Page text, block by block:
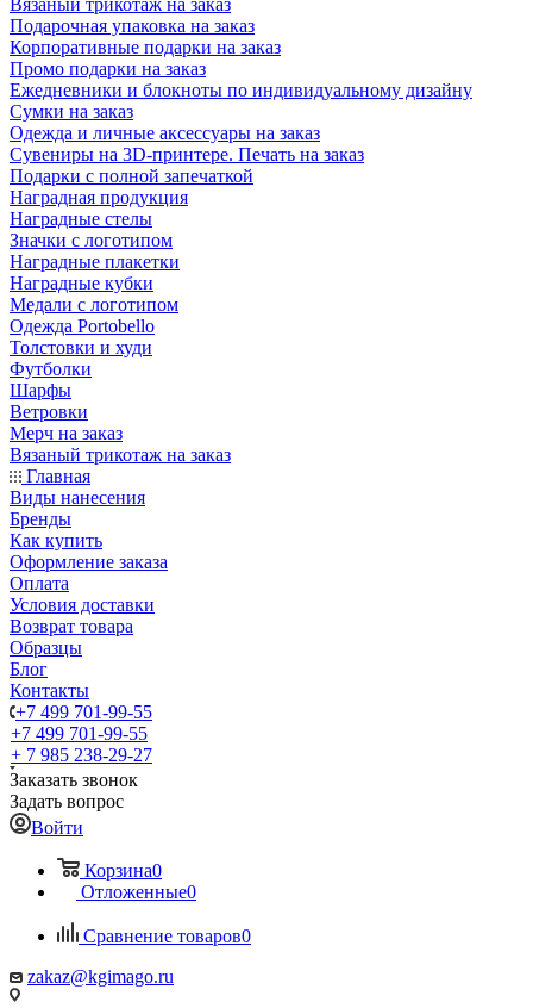
Вязаный трикотаж на заказ
Подарочная упаковка на заказ
Корпоративные подарки на заказ
Промо подарки на заказ
Ежедневники и блокноты по индивидуальному дизайну
Сумки на заказ
Одежда и личные аксессуары на заказ
Сувениры на 3D-принтере. Печать на заказ
Подарки с полной запечаткой
Наградная продукция
Наградные стелы
Значки с логотипом
Наградные плакетки
Наградные кубки
Медали с логотипом
Одежда Portobello
Толстовки и худи
Футболки
Шарфы
Ветровки
Мерч на заказ
Вязаный трикотаж на заказ
Главная
Виды нанесения
Бренды
Как купить
Оформление заказа
Оплата
Условия доставки
Возврат товара
Образцы
Блог
Контакты
+7 499 701-99-55
+7 499 701-99-55
+ 7 985 238-29-27
Заказать звонок
Задать вопрос
Войти
Корзина0
Отложенные0
Сравнение товаров0
zakaz@kgimago.ru